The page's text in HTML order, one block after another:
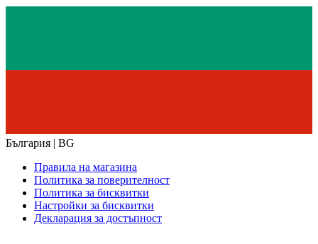
България | BG
Правила на магазина
Политика за поверителност
Политика за бисквитки
Настройки за бисквитки
Декларация за достъпност